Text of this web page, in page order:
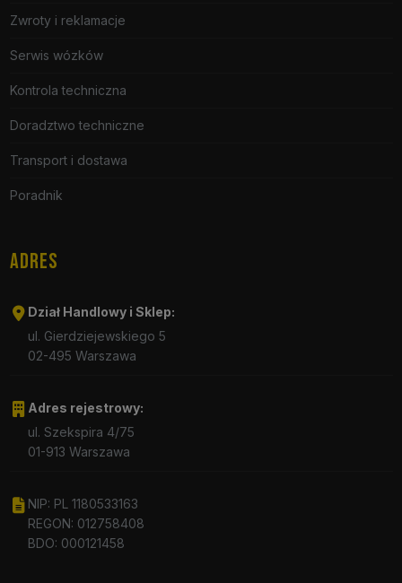
Zwroty i reklamacje
Serwis wózków
Kontrola techniczna
Doradztwo techniczne
Transport i dostawa
Poradnik
ADRES
Dział Handlowy i Sklep:
ul. Gierdziejewskiego 5
02-495 Warszawa
Adres rejestrowy:
ul. Szekspira 4/75
01-913 Warszawa
NIP: PL 1180533163
REGON: 012758408
BDO: 000121458